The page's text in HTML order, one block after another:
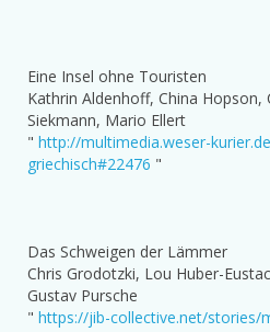
Eine Insel ohne Touristen
Kathrin Aldenhoff, China Hopson,
Siekmann, Mario Ellert
" http://multimedia.weser-
griechisch#22476 "
Das Schweigen der Lämmer
Chris Grodotzki, Lou Huber-
Gustav Pursche
" https://jib-collective.net/stories/